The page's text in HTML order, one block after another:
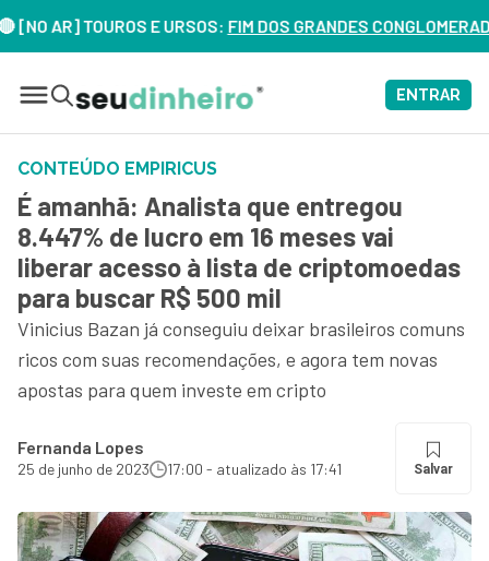
TOUROS E URSOS:FIM DOS GRANDES CONGLOMERADOS
ENTRAR
CONTEÚDO EMPIRICUS
É amanhã: Analista que entregou
8.447% de lucro em 16 meses vai
liberar acesso à lista de criptomoedas
para buscar R$ 500 mil
Vinicius Bazan já conseguiu deixar brasileiros comuns
ricos com suas recomendações, e agora tem novas
apostas para quem investe em cripto
Fernanda Lopes
25 de junho de 2023 17:00 - atualizado às 17:41 Salvar